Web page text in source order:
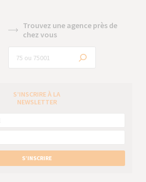
Trouvez une agence près de
chez vous
S’INSCRIRE À LA
NEWSLETTER
S’INSCRIRE